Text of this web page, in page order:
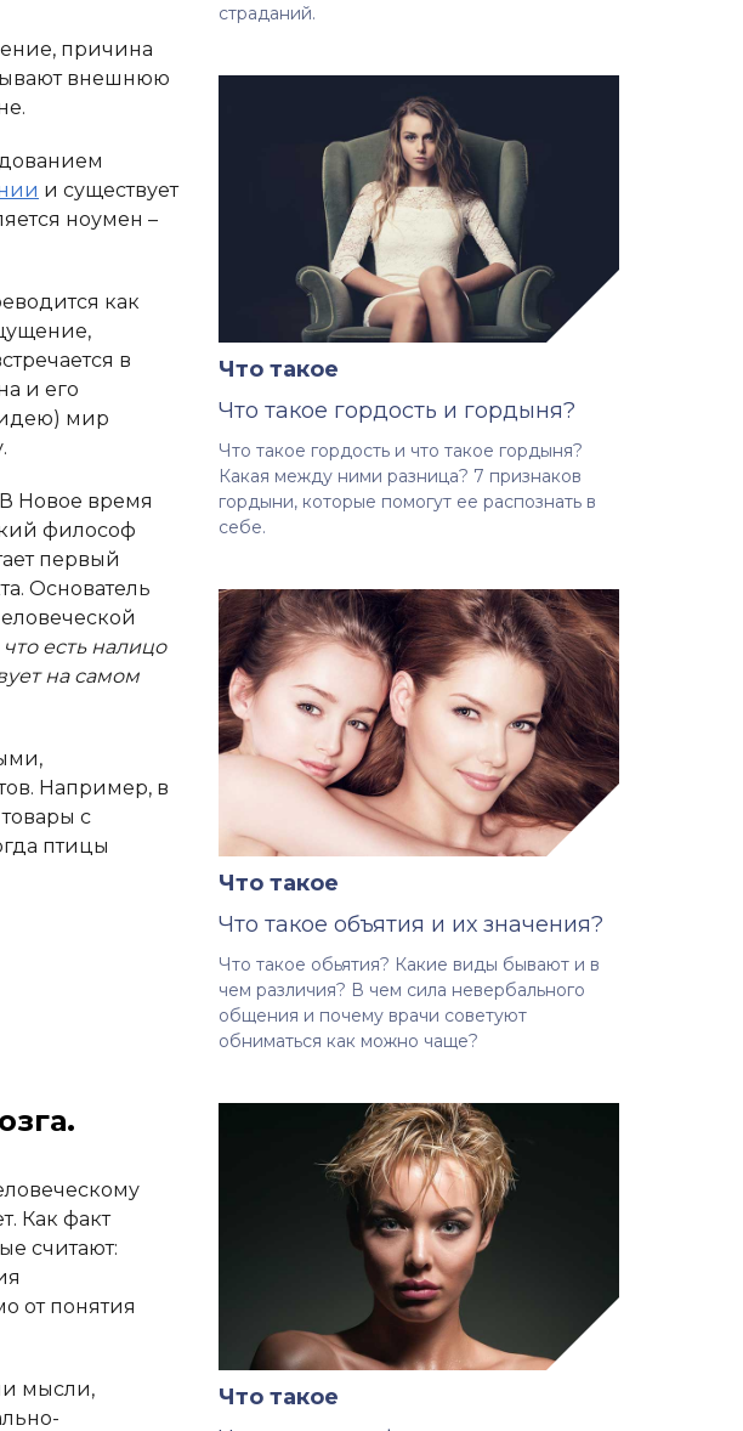
причина
внешнюю
и существует
ноумен –
как
в
и его
идею) мир
Новое время
философ
первый
Основатель
что есть налицо
на самом
Например, в
с
птицы
Как факт
считают:
от понятия
мысли,
страданий.
Что такое
Что такое гордость и гордыня?
Что такое гордость и что такое гордыня?
Какая между ними разница? 7 признаков
гордыни, которые помогут ее распознать в
себе.
Что такое
Что такое объятия и их значения?
Что такое обьятия? Какие виды бывают и в
чем различия? В чем сила невербального
общения и почему врачи советуют
обниматься как можно чаще?
Что такое